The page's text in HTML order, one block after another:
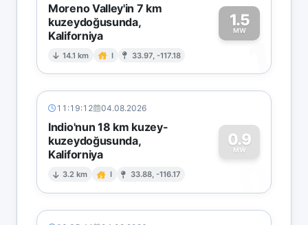
Moreno Valley'in 7 km
kuzeydoğusunda,
Kaliforniya
14.1 km I 33.97, -117.18
1.5
MW
1
11:19:12 04.08.2026
Indio'nun 18 km kuzey-
kuzeydoğusunda,
Kaliforniya
3.2 km I 33.88, -116.17
0.9
MW
0